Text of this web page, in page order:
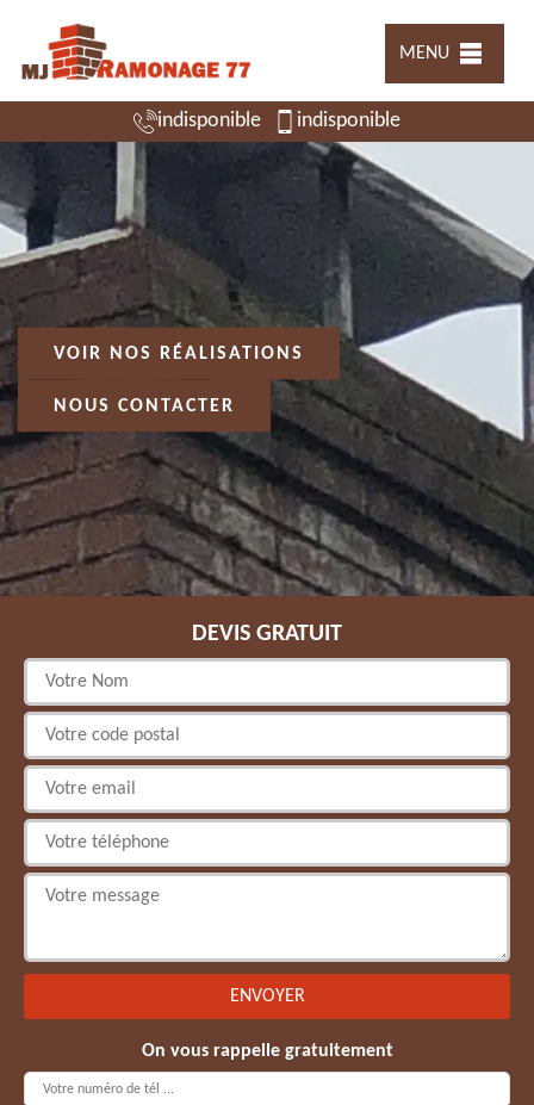
MENU
indisponible indisponible
VOIR NOS RÉALISATIONS
NOUS CONTACTER
DEVIS GRATUIT
On vous rappelle gratuitement